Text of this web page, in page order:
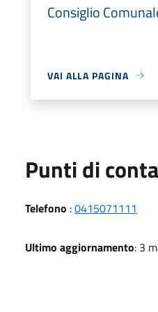
Consiglio
VAI ALLA PAGINA
Punti di
Telefono :0415071111
Ultimo aggiornamento: 3